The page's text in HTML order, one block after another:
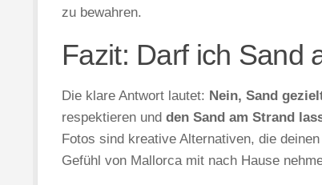
zu bewahren.
Fazit: Darf ich Sand
Die klare Antwort lautet: Nein, Sand
respektieren und den Sand am Strand
Fotos sind kreative Alternativen, die
Gefühl von Mallorca mit nach Hause